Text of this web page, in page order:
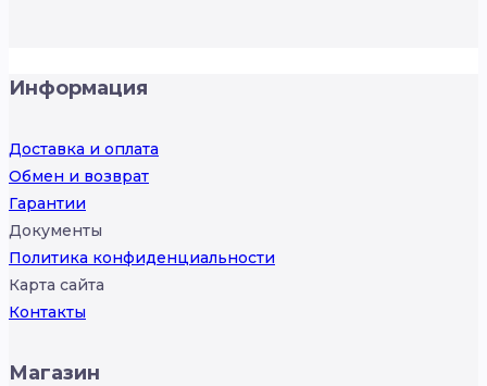
Информация
Доставка и оплата
Обмен и возврат
Гарантии
Документы
Политика конфиденциальности
Карта сайта
Контакты
Магазин